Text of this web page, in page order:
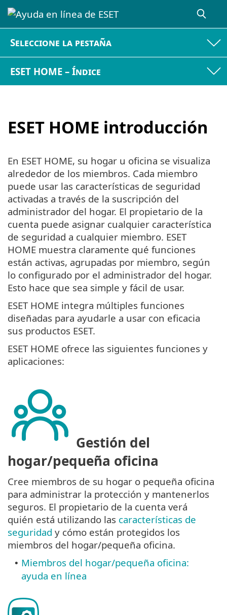
Seleccione la pestaña
ESET HOME – Índice
ESET HOME introducción
En ESET HOME, su hogar u oficina se visualiza
alrededor de los miembros. Cada miembro
puede usar las características de seguridad
activadas a través de la suscripción del
administrador del hogar. El propietario de la
cuenta puede asignar cualquier característica
de seguridad a cualquier miembro. ESET
HOME muestra claramente qué funciones
están activas, agrupadas por miembro, según
lo configurado por el administrador del hogar.
Esto hace que sea simple y fácil de usar.
ESET HOME integra múltiples funciones
diseñadas para ayudarle a usar con eficacia
sus productos ESET.
ESET HOME ofrece las siguientes funciones y
aplicaciones:
Gestión del
hogar/pequeña oficina
Cree miembros de su hogar o pequeña oficina
para administrar la protección y mantenerlos
seguros. El propietario de la cuenta verá
quién está utilizando las características de
seguridad y cómo están protegidos los
miembros del hogar/pequeña oficina.
• Miembros del hogar/pequeña oficina:
ayuda en línea